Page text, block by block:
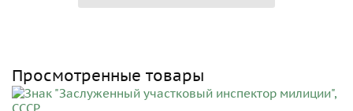
Просмотренные товары